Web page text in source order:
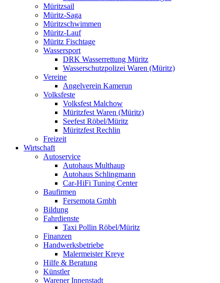
Müritzsail
Müritz-Saga
Müritzschwimmen
Müritz-Lauf
Müritz Fischtage
Wassersport
DRK Wasserrettung Müritz
Wasserschutzpolizei Waren (Müritz)
Vereine
Angelverein Kamerun
Volksfeste
Volksfest Malchow
Müritzfest Waren (Müritz)
Seefest Röbel/Müritz
Müritzfest Rechlin
Freizeit
Wirtschaft
Autoservice
Autohaus Multhaup
Autohaus Schlingmann
Car-HiFi Tuning Center
Baufirmen
Fersemota Gmbh
Bildung
Fahrdienste
Taxi Pollin Röbel/Müritz
Finanzen
Handwerksbetriebe
Malermeister Kreye
Hilfe & Beratung
Künstler
Warener Innenstadt